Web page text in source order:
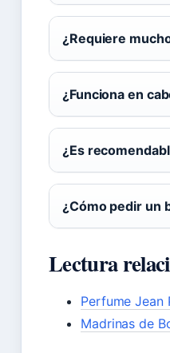
¿Requiere
¿Funciona en
¿Es
¿Cómo pedir un
Lectura
Perfume Jean
Madrinas de